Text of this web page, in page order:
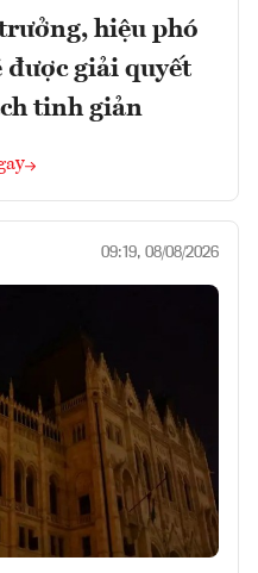
hiệu phó
được giải quyết
tinh giản
09:19, 08/08/2026